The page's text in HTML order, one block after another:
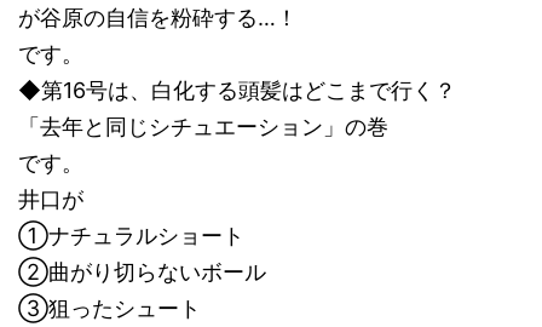
が谷原の自信を粉砕する…！
です。
◆第16号は、白化する頭髪はどこまで行く？
「去年と同じシチュエーション」の巻
です。
井口が
①ナチュラルショート
②曲がり切らないボール
③狙ったシュート